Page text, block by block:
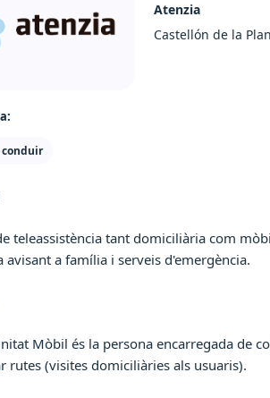
Atenzia
Castellón de la
conduir
teleassistència tant domiciliària com
avisant a família i serveis d'emergència.
Mòbil és la persona encarregada de
rutes (visites domiciliàries als usuaris).